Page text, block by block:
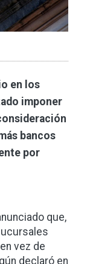
en los
imponer
bancos
por
que,
vez de
declaró en